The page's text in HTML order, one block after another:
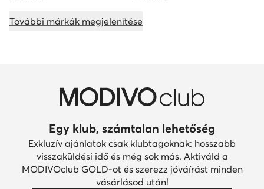
További márkák megjelenítése
Egy klub, számtalan lehetőség
Exkluzív ajánlatok csak klubtagoknak: hosszabb
visszaküldési idő és még sok más. Aktiváld a
MODIVOclub GOLD-ot és szerezz jóváírást minden
vásárlásod után!